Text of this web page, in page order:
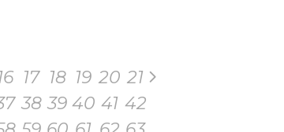
17 18 19 20 21
38 39 40 41 42